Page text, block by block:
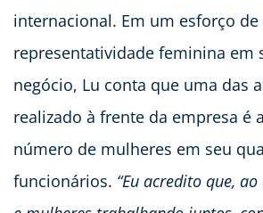
internacional. Em um esforço
representatividade feminina em
negócio, Lu conta que uma das
realizado à frente da empresa é
número de mulheres em seu
funcionários. “Eu acredito que,